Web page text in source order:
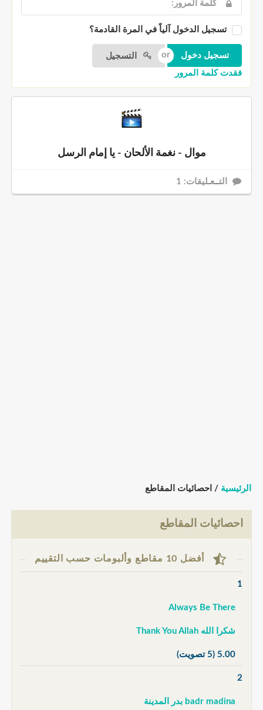
تسجيل الدخول آلياً في المرة القادمة؟
التسجيل
فقدت كلمة المرور
موال - نغمة الألحان - يا إمام الرسل
التــعـليقات: 1
الرئيسية / احصائيات المقاطع
احصائيات المقاطع
أفضل 10 مقاطع وألبومات حسب التقييم
1
Always Be There
شكرا الله Thank You Allah
5.00 (5 تصويت)
2
badr madina بدر المدينة